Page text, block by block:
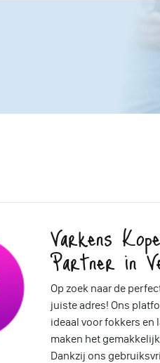
Varkens
Partner in
Op zoek naar de
juiste adres! Ons
ideaal voor fokkers en
maken het
Dankzij ons